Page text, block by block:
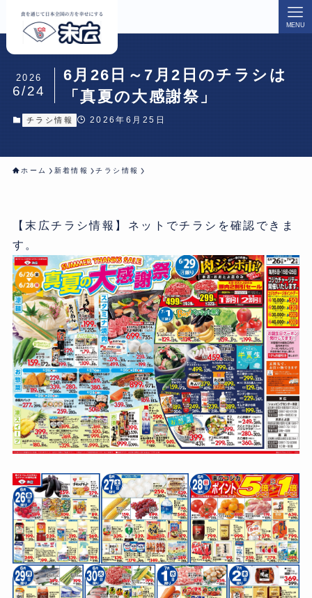
MENU
6月26日～7月2日のチラシは
「真夏の大感謝祭」
2026
6/24
チラシ情報 2026年6月25日
ホーム 新着情報 チラシ情報
【末広チラシ情報】ネットでチラシを確認できま
す。